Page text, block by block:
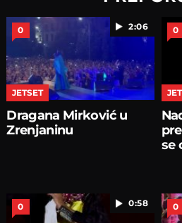
2:06
0
JETSET
Dragana Mirković u
Zrenjaninu
0
se
0:58
0 0